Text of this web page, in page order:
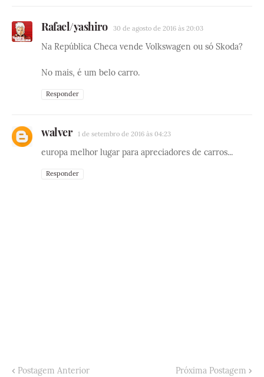
Rafael/yashiro 30 de agosto de 2016 às 20:03
Na República Checa vende Volkswagen ou só Skoda?
No mais, é um belo carro.
Responder
walver 1 de setembro de 2016 às 04:23
europa melhor lugar para apreciadores de carros...
Responder
Postagem Anterior Próxima Postagem